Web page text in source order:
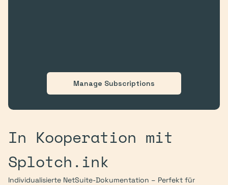
Manage Subscriptions
In Kooperation mit
Splotch.ink
Individualisierte NetSuite-Dokumentation – Perfekt für